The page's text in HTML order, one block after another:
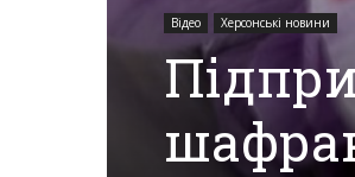
Відео Херсонські новини